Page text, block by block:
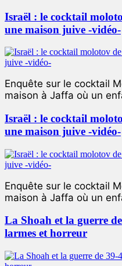
Israël : le cocktail
une maison juive -vidéo-
Enquête sur le cocktail
maison à Jaffa où un
Israël : le cocktail
une maison juive -vidéo-
Enquête sur le cocktail
maison à Jaffa où un
La Shoah et la guerre
larmes et horreur